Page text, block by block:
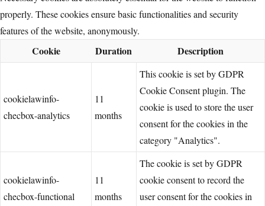
properly. These cookies ensure basic functionalities and security
features of the website, anonymously.
Cookie Duration Description
cookielawinfo-
checbox-analytics
11
months
This cookie is set by GDPR
Cookie Consent plugin. The
cookie is used to store the user
consent for the cookies in the
category "Analytics".
cookielawinfo-
checbox-functional
11
months
The cookie is set by GDPR
cookie consent to record the
user consent for the cookies in